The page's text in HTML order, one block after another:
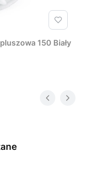
150 Biały